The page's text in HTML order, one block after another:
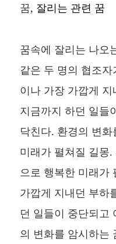
꿈, 잘리는 관련 꿈
꿈속에 잘리는 나오
같은 두 명의 협조
이나 가장 가깝게
지금까지 하던 일들
닥친다. 환경의 변
미래가 펼쳐질 길몽
으로 행복한 미래가
가깝게 지내던 부하
던 일들이 중단되고
의 변화를 암시하는